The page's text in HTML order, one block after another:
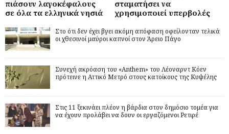
πιάσουν λαγοκέφαλους
σε όλα τα ελληνικά νησιά
σταματήσει να
χρησιμοποιεί υπερβολές
Στο ότι δεν έχει βγει ακόμη απόφαση οφείλονταν τελικά
οι χθεσινοί μαύροι καπνοί στον Άρειο Πάγο
Συνεχή ακρόαση του «Anthem» του Λέοναρντ Κόεν
πρότεινε η Αττικό Μετρό στους κατοίκους της Κυψέλης
Στις 11 ξεκινάει πλέον η βάρδια στον δημόσιο τομέα για
να έχουν προλάβει να δουν οι εργαζόμενοι Ρετιρέ